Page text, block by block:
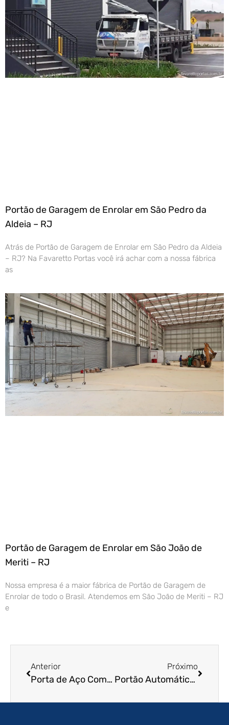
Portão de Garagem de Enrolar em São Pedro da
Aldeia – RJ
Atrás de Portão de Garagem de Enrolar em São Pedro da Aldeia
– RJ? Na Favaretto Portas você irá achar com a nossa fábrica
as
Portão de Garagem de Enrolar em São João de
Meriti – RJ
Nossa empresa é a maior fábrica de Portão de Garagem de
Enrolar de todo o Brasil. Atendemos em São João de Meriti – RJ
e
Anterior
Porta de Aço Comercial em Porto Velho – RO
Próximo
Portão Automático de Enrolar em Diadema – SP